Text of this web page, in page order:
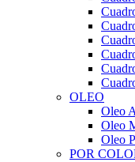
OLEO
Oleo
Oleo
Oleo
POR